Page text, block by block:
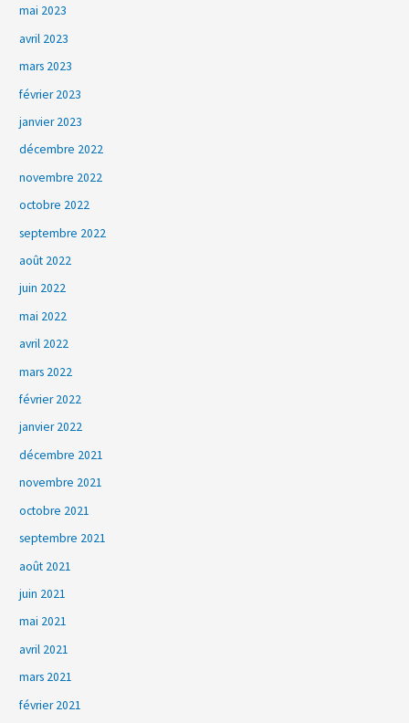
mai 2023
avril 2023
mars 2023
février 2023
janvier 2023
décembre 2022
novembre 2022
octobre 2022
septembre 2022
août 2022
juin 2022
mai 2022
avril 2022
mars 2022
février 2022
janvier 2022
décembre 2021
novembre 2021
octobre 2021
septembre 2021
août 2021
juin 2021
mai 2021
avril 2021
mars 2021
février 2021